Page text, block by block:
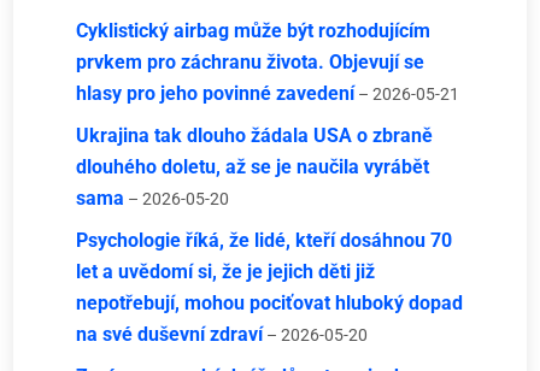
Cyklistický airbag může být rozhodujícím
prvkem pro záchranu života. Objevují se
hlasy pro jeho povinné zavedení – 2026-05-21
Ukrajina tak dlouho žádala USA o zbraně
dlouhého doletu, až se je naučila vyrábět
sama – 2026-05-20
Psychologie říká, že lidé, kteří dosáhnou 70
let a uvědomí si, že je jejich děti již
nepotřebují, mohou pociťovat hluboký dopad
na své duševní zdraví – 2026-05-20